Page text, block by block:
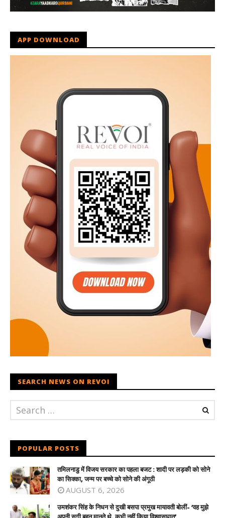
APP DOWNLOAD
SEARCH NEWS ON REVOI
POPULAR POSTS
तमिलनाडु में विजय सरकार का पहला बजट : शादी पर लड़की को सोने
का सिक्का, जन्म पर बच्चे को सोने की अंगूठी
AUGUST 6, 2026
उमशंकर सिंह के निधन से दुखी बसपा प्रमुख मायावती बोलीं- ‘वह मुझे